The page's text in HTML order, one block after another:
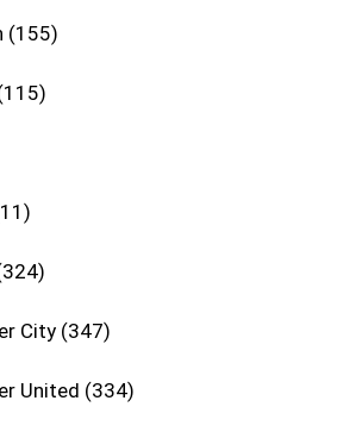
155
115
11
324
City 347
United 334